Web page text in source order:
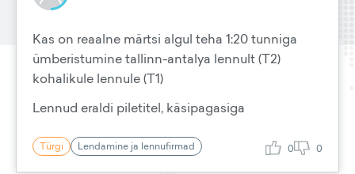
Kas on reaalne märtsi algul teha 1:20 tunniga
ümberistumine tallinn-antalya lennult (T2)
kohalikule lennule (T1)
Lennud eraldi piletitel, käsipagasiga
Türgi Lendamine ja lennufirmad 0 0